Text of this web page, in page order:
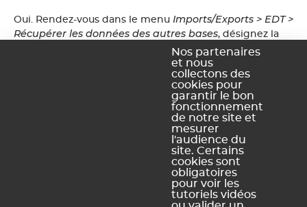
Oui. Rendez-vous dans le menu Imports/Exports > EDT >
Récupérer les données des autres bases, désignez la
base de l'année dernière, cochez la casePhotos >
dans l'arborescence qui s'affiche, puis cliquez sur
Ce contenu vous a été utile ?
Pas vraiment
Nos partenaires
et nous
collectons des
cookies pour
garantir le bon
fonctionnement
de notre site et
mesurer
l'audience du
site. Certains
cookies sont
obligatoires
pour voir les
tutoriels vidéos